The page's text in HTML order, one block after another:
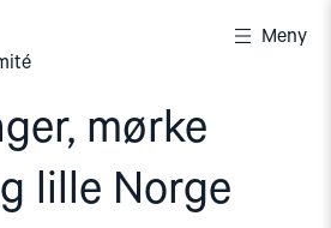
Meny
mørke
lille Norge